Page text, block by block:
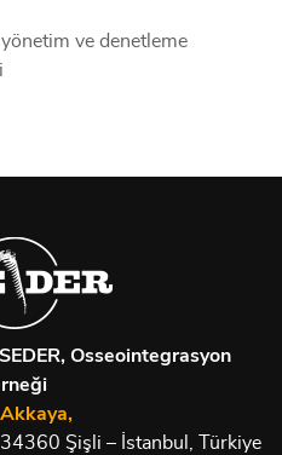
ve denetleme
Osseointegrasyon
Şişli – İstanbul, Türkiye